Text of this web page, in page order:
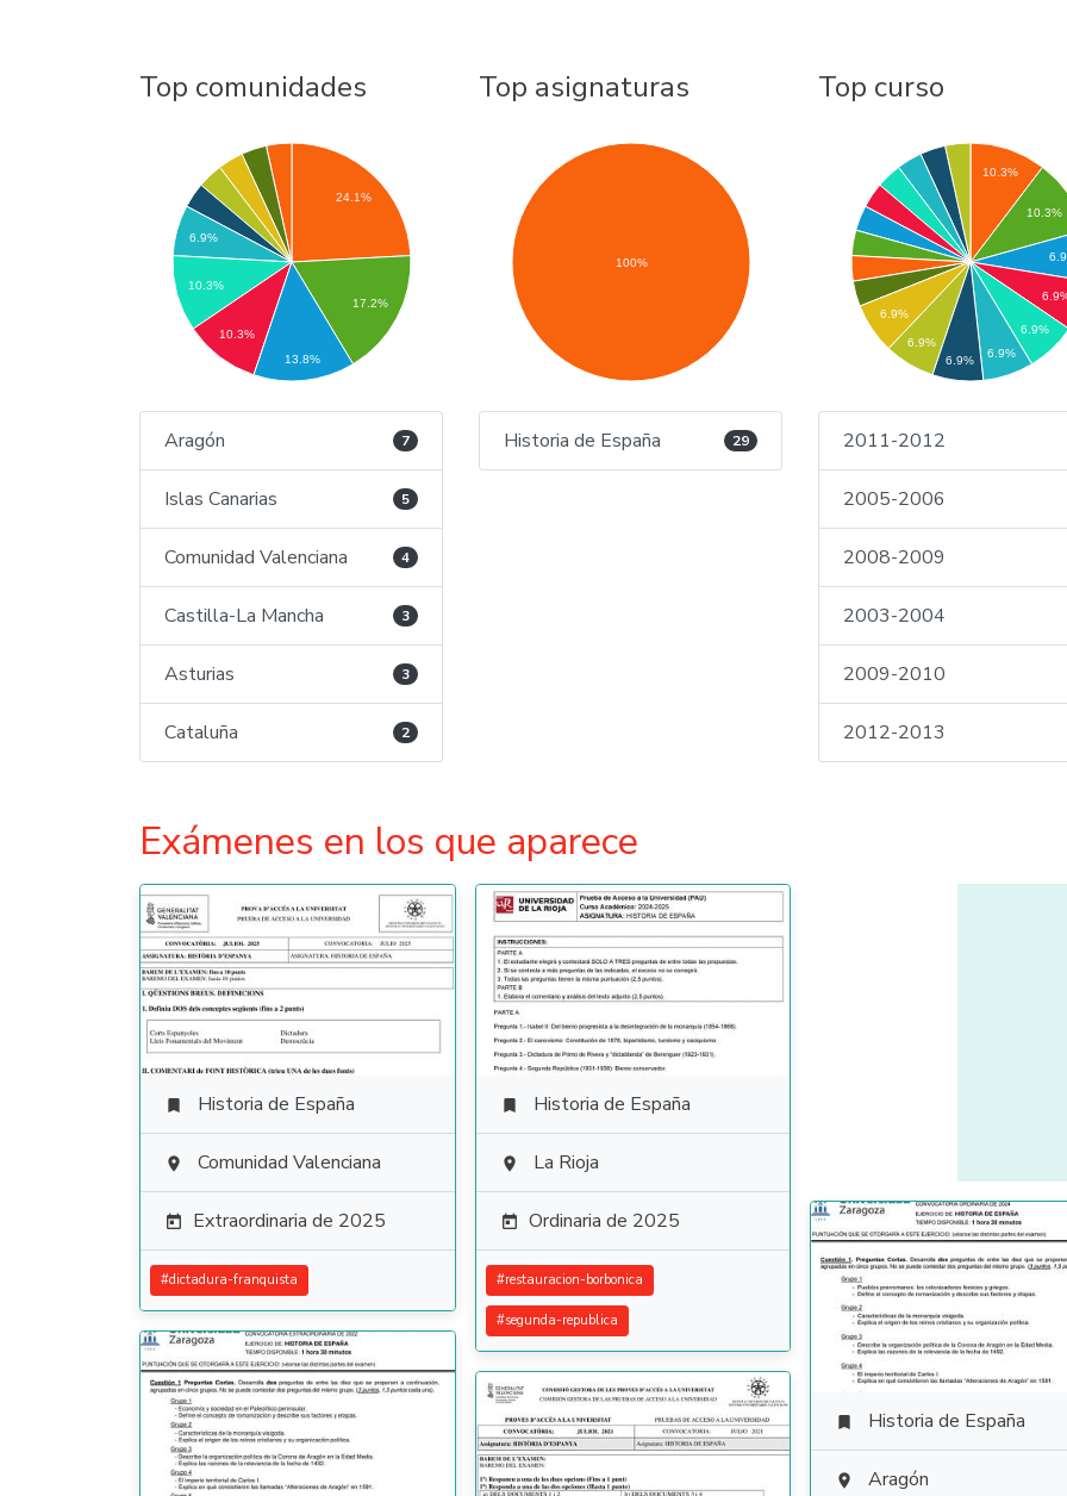
Top comunidades
24.1%
17.2%
6.9%
10.3%
10.3%
13.8%
Aragón 7
Islas Canarias 5
Comunidad Valenciana 4
Castilla-La Mancha 3
Asturias 3
Cataluña 2
Top asignaturas
100%
Historia de España 29
Top curso
10.3%
10.3%
6.9%
6.9%
6.9%
6.9%
6.9%
2011-2012
2005-2006
2008-2009
2003-2004
2009-2010
2012-2013
Exámenes en los que aparece
 Historia de España
 Comunidad Valenciana
 Extraordinaria de 2025
#dictadura-franquista
 Historia de España
 La Rioja
 Ordinaria de 2025
#restauracion-borbonica
#segunda-republica
 Historia de España
 Aragón